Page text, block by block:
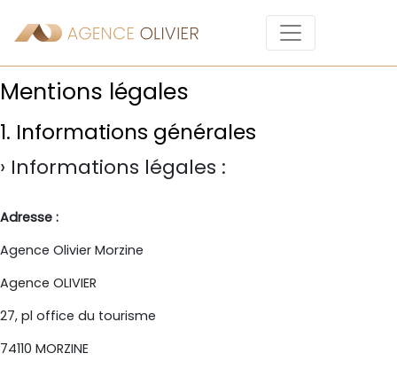
Mentions légales
1. Informations générales
Informations légales :
Adresse :
Agence Olivier Morzine
Agence OLIVIER
27, pl office du tourisme
74110 MORZINE